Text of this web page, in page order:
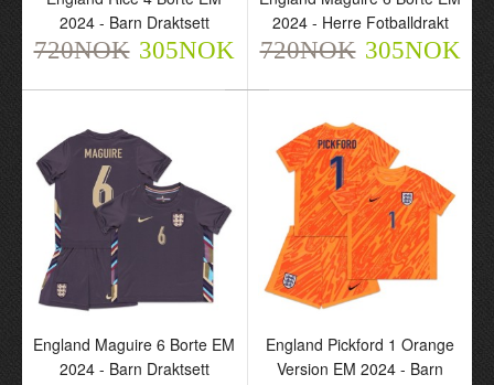
England Rice 4 Borte EM
2024 - Barn Draktsett
720NOK
England Maguire 6 Borte
EM 2024 - Herre
Fotballdrakt
720NOK 305NOK
2024 - Barn Draktsett
720NOK 305NOK
2024 - Herre Fotballdrakt
720NOK 305NOK
England Maguire 6 Borte EM
2024 - Barn Draktsett
England Pickford 1 Orange
Version EM 2024 - Barn